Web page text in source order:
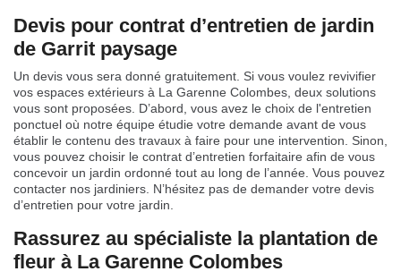
Devis pour contrat d’entretien de jardin
de Garrit paysage
Un devis vous sera donné gratuitement. Si vous voulez revivifier
vos espaces extérieurs à La Garenne Colombes, deux solutions
vous sont proposées. D’abord, vous avez le choix de l'entretien
ponctuel où notre équipe étudie votre demande avant de vous
établir le contenu des travaux à faire pour une intervention. Sinon,
vous pouvez choisir le contrat d’entretien forfaitaire afin de vous
concevoir un jardin ordonné tout au long de l’année. Vous pouvez
contacter nos jardiniers. N’hésitez pas de demander votre devis
d’entretien pour votre jardin.
Rassurez au spécialiste la plantation de
fleur à La Garenne Colombes